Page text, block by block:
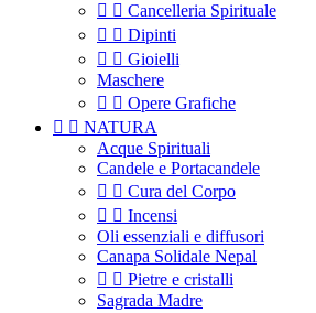
  Cancelleria Spirituale
  Dipinti
  Gioielli
Maschere
  Opere Grafiche
  NATURA
Acque Spirituali
Candele e Portacandele
  Cura del Corpo
  Incensi
Oli essenziali e diffusori
Canapa Solidale Nepal
  Pietre e cristalli
Sagrada Madre